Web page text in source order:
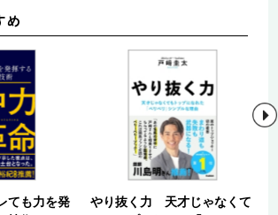
ても力を発
やり抜く力 天才じゃなくて